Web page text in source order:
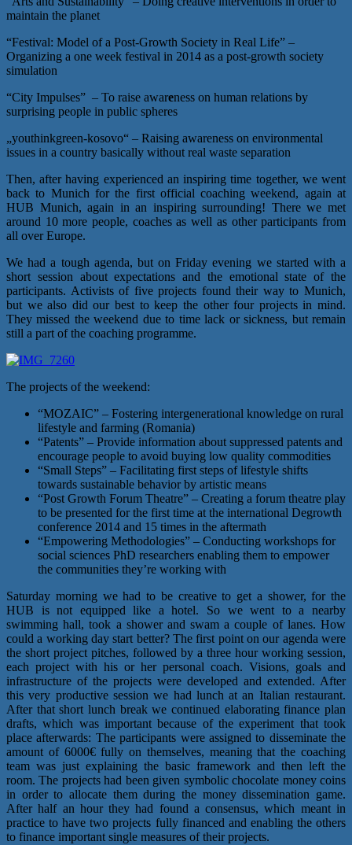
maintain the planet
“Festival: Model of a Post-Growth Society in Real Life” –
Organizing a one week festival in 2014 as a post-growth society
simulation
“City Impulses” – To raise awareness on human relations by
surprising people in public spheres
„youthinkgreen-kosovo“ – Raising awareness on environmental
issues in a country basically without real waste separation
Then, after having experienced an inspiring time together, we went
back to Munich for the first official coaching weekend, again at
HUB Munich, again in an inspiring surrounding! There we met
around 10 more people, coaches as well as other participants from
all over Europe.
We had a tough agenda, but on Friday evening we started with a
short session about expectations and the emotional state of the
participants. Activists of five projects found their way to Munich,
but we also did our best to keep the other four projects in mind.
They missed the weekend due to time lack or sickness, but remain
still a part of the coaching programme.
The projects of the weekend:
“MOZAIC” – Fostering intergenerational knowledge on rural
lifestyle and farming (Romania)
“Patents” – Provide information about suppressed patents and
encourage people to avoid buying low quality commodities
“Small Steps” – Facilitating first steps of lifestyle shifts
towards sustainable behavior by artistic means
“Post Growth Forum Theatre” – Creating a forum theatre play
to be presented for the first time at the international Degrowth
conference 2014 and 15 times in the aftermath
“Empowering Methodologies” – Conducting workshops for
social sciences PhD researchers enabling them to empower
the communities they’re working with
Saturday morning we had to be creative to get a shower, for the
HUB is not equipped like a hotel. So we went to a nearby
swimming hall, took a shower and swam a couple of lanes. How
could a working day start better? The first point on our agenda were
the short project pitches, followed by a three hour working session,
each project with his or her personal coach. Visions, goals and
infrastructure of the projects were developed and extended. After
this very productive session we had lunch at an Italian restaurant.
After that short lunch break we continued elaborating finance plan
drafts, which was important because of the experiment that took
place afterwards: The participants were assigned to disseminate the
amount of 6000€ fully on themselves, meaning that the coaching
team was just explaining the basic framework and then left the
room. The projects had been given symbolic chocolate money coins
in order to allocate them during the money dissemination game.
After half an hour they had found a consensus, which meant in
practice to have two projects fully financed and enabling the others
to finance important single measures of their projects.